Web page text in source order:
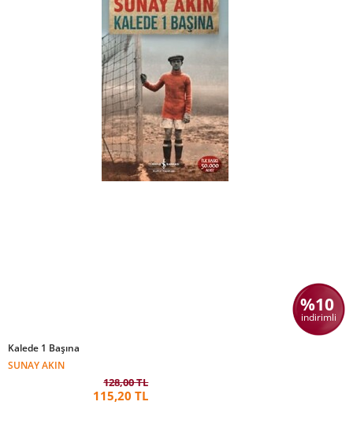
%10
indirimli
Kalede 1 Başına
SUNAY AKIN
128,00 TL
115,20 TL